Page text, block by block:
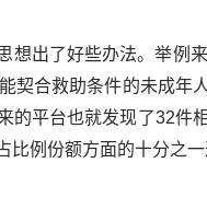
出了好些办法。举例来
契合救助条件的未成年
平台也就发现了32件
例份额方面的十分之一